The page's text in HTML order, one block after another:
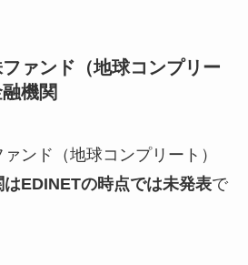
ァンド（地球コンプリー
機関
ンド（地球コンプリート）
EDINETの時点では未発表で